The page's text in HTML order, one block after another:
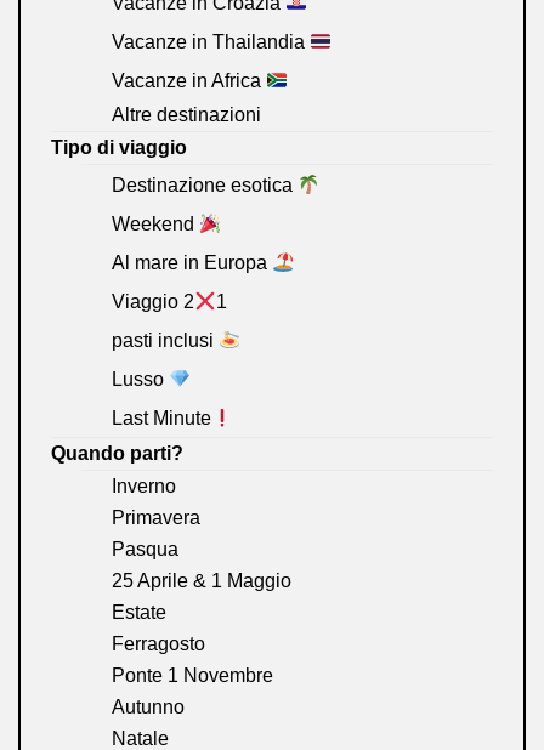
Vacanze in Thailandia
Vacanze in Africa
Altre destinazioni
Tipo di viaggio
Destinazione esotica
Weekend
Al mare in Europa
Viaggio 2
1
pasti inclusi
Lusso
Last Minute
Quando parti?
Inverno
Primavera
Pasqua
25 Aprile & 1 Maggio
Estate
Ferragosto
Ponte 1 Novembre
Autunno
Natale